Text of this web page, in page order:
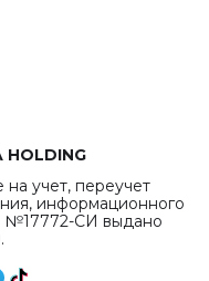
HOLDING
на учет, переучет
информационного
№17772-СИ выдано